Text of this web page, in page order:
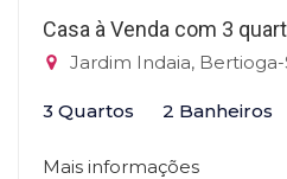
Casa à Venda com 3
Jardim Indaia, Bertioga-
3 Quartos 2 Banheiros
Mais informações